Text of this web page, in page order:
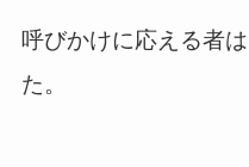
呼びかけに応える者
た。